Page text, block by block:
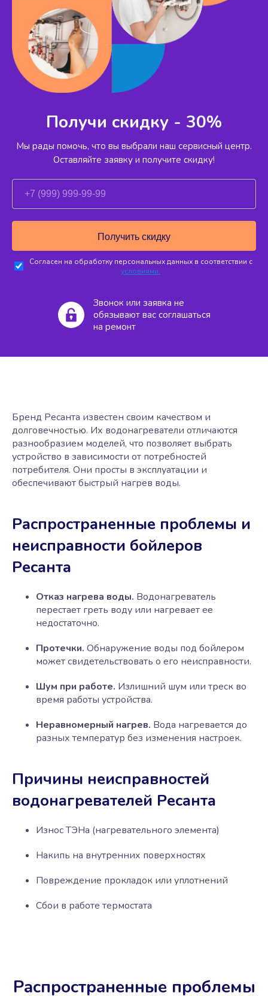
Получи скидку - 30%
Мы рады помочь, что вы выбрали наш сервисный центр.
Оставляйте заявку и получите скидку!
Согласен на обработку персональных данных в соответствии с
условиями.
Звонок или заявка не
обязывают вас соглашаться
на ремонт
Бренд Ресанта известен своим качеством и
долговечностью. Их водонагреватели отличаются
разнообразием моделей, что позволяет выбрать
устройство в зависимости от потребностей
потребителя. Они просты в эксплуатации и
обеспечивают быстрый нагрев воды.
Распространенные проблемы и
неисправности бойлеров
Ресанта
Отказ нагрева воды. Водонагреватель
перестает греть воду или нагревает ее
недостаточно.
Протечки. Обнаружение воды под бойлером
может свидетельствовать о его неисправности.
Шум при работе. Излишний шум или треск во
время работы устройства.
Неравномерный нагрев. Вода нагревается до
разных температур без изменения настроек.
Причины неисправностей
водонагревателей Ресанта
Износ ТЭНа (нагревательного элемента)
Накипь на внутренних поверхностях
Повреждение прокладок или уплотнений
Сбои в работе термостата
Распространенные проблемы